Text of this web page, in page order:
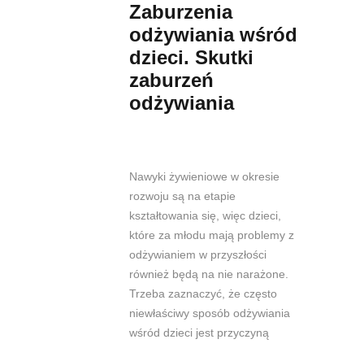
Zaburzenia
odżywiania wśród
dzieci. Skutki
zaburzeń
odżywiania
Nawyki żywieniowe w okresie
rozwoju są na etapie
kształtowania się, więc dzieci,
które za młodu mają problemy z
odżywianiem w przyszłości
również będą na nie narażone.
Trzeba zaznaczyć, że często
niewłaściwy sposób odżywiania
wśród dzieci jest przyczyną